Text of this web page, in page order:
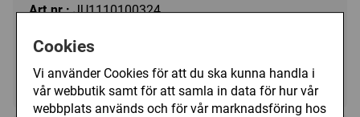
Cookies
Vi använder Cookies för att du ska kunna handla i
vår webbutik samt för att samla in data för hur vår
webbplats används och för vår marknadsföring hos
Art.nr.:JU1110100324
Tecknat/Jan Van Haasteren